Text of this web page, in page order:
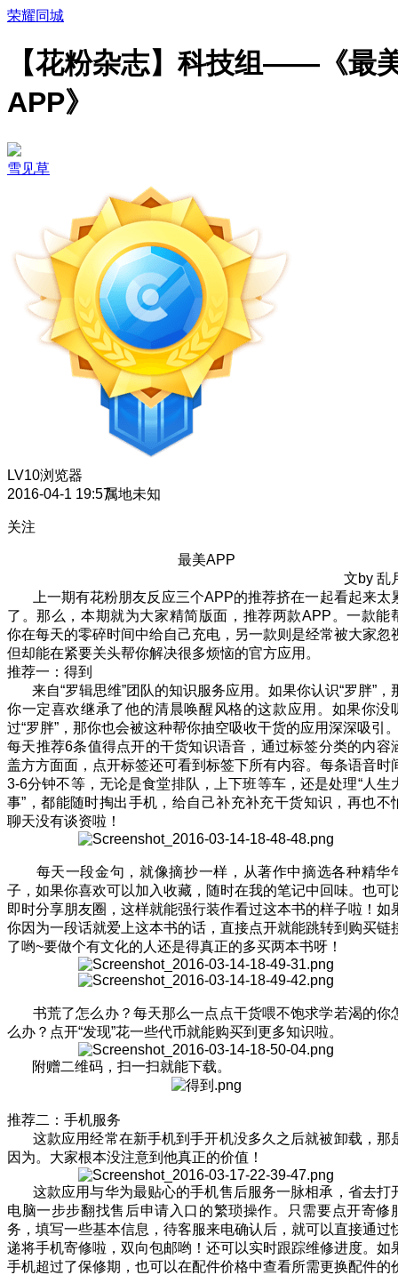
荣耀同城
【花粉杂志】科技组——《最
APP》
雪见草
LV10浏览器
2016-04-1 19:57属地未知
关注
最美APP
文by 乱
上一期有花粉朋友反应三个APP的推荐挤在一起看起来太
了。那么，本期就为大家精简版面，推荐两款APP。一款能
你在每天的零碎时间中给自己充电，另一款则是经常被大家忽
但却能在紧要关头帮你解决很多烦恼的官方应用。
推荐一：得到
来自“罗辑思维”团队的知识服务应用。如果你认识“罗胖”，
你一定喜欢继承了他的清晨唤醒风格的这款应用。如果你没
过“罗胖”，那你也会被这种帮你抽空吸收干货的应用深深吸引
每天推荐6条值得点开的干货知识语音，通过标签分类的内容
盖方方面面，点开标签还可看到标签下所有内容。每条语音时
3-6分钟不等，无论是食堂排队，上下班等车，还是处理“人生
事”，都能随时掏出手机，给自己补充补充干货知识，再也不
聊天没有谈资啦！
每天一段金句，就像摘抄一样，从著作中摘选各种精华
子，如果你喜欢可以加入收藏，随时在我的笔记中回味。也可
即时分享朋友圈，这样就能强行装作看过这本书的样子啦！如
你因为一段话就爱上这本书的话，直接点开就能跳转到购买链
了哟~要做个有文化的人还是得真正的多买两本书呀！
书荒了怎么办？每天那么一点点干货喂不饱求学若渴的你
么办？点开“发现”花一些代币就能购买到更多知识啦。
附赠二维码，扫一扫就能下载。
推荐二：手机服务
这款应用经常在新手机到手开机没多久之后就被卸载，那
因为。大家根本没注意到他真正的价值！
这款应用与华为最贴心的手机售后服务一脉相承，省去打
电脑一步步翻找售后申请入口的繁琐操作。只需要点开寄修
务，填写一些基本信息，待客服来电确认后，就可以直接通过
递将手机寄修啦，双向包邮哟！还可以实时跟踪维修进度。如
手机超过了保修期，也可以在配件价格中查看所需更换配件的